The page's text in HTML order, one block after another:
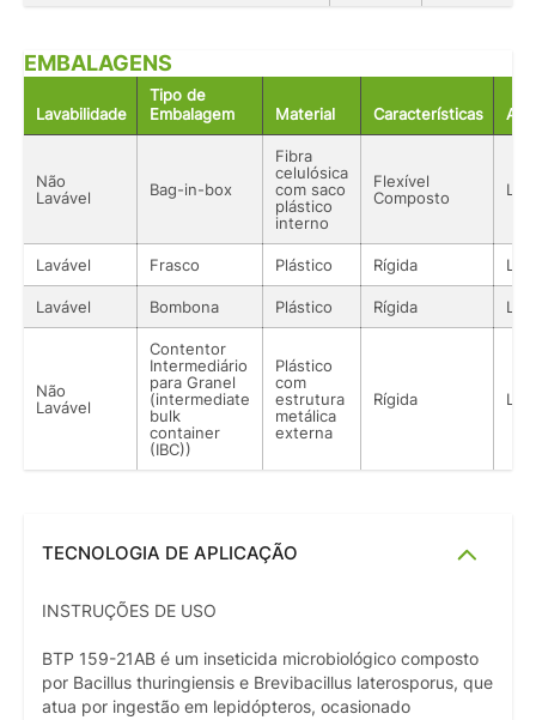
EMBALAGENS
Lavabilidade
Tipo de
Embalagem
Material Características
Não
Lavável
Bag-in-box
Fibra
celulósica
com saco
plástico
interno
Flexível
Composto
Lavável Frasco Plástico Rígida
Lavável Bombona Plástico Rígida
Não
Lavável
Contentor
Intermediário
para Granel
(intermediate
bulk
container
(IBC))
Plástico
com
estrutura
metálica
externa
Rígida
TECNOLOGIA DE APLICAÇÃO
INSTRUÇÕES DE USO
BTP 159-21AB é um inseticida microbiológico composto
por Bacillus thuringiensis e Brevibacillus laterosporus, que
atua por ingestão em lepidópteros, ocasionado